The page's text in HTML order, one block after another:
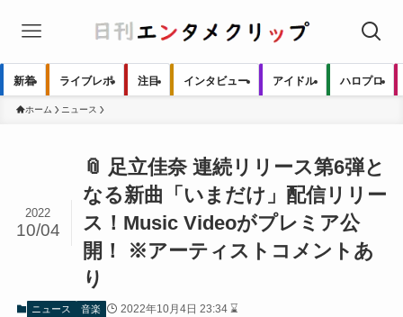
新着 ライブレポ 注目 インタビュー アイドル ハロプロ
ホーム ニュース
📎 足立佳奈 連続リリース第6弾と
なる新曲「いまだけ」配信リリー
ス！Music Videoがプレミア公
開！ ※アーティストコメントあ
り
2022
10/04
ニュース 音楽 2022年10月4日 23:34 ⌛